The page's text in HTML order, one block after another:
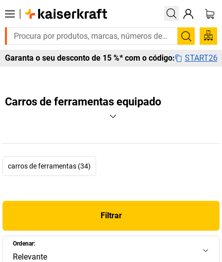
Garanta o seu desconto de 15 %* com o código: START26
Carros de ferramentas equipado
carros de ferramentas (34)
Filtrar
Ordenar:
Relevante